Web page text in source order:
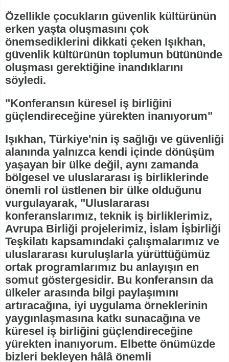
Özellikle çocukların güvenlik kültürünün
erken yaşta oluşmasını çok
önemsediklerini dikkati çeken Işıkhan,
güvenlik kültürünün toplumun bütününde
oluşması gerektiğine inandıklarını
söyledi.
"Konferansın küresel iş birliğini
güçlendireceğine yürekten inanıyorum"
Işıkhan, Türkiye'nin iş sağlığı ve güvenliği
alanında yalnızca kendi içinde dönüşüm
yaşayan bir ülke değil, aynı zamanda
bölgesel ve uluslararası iş birliklerinde
önemli rol üstlenen bir ülke olduğunu
vurgulayarak, "Uluslararası
konferanslarımız, teknik iş birliklerimiz,
Avrupa Birliği projelerimiz, İslam İşbirliği
Teşkilatı kapsamındaki çalışmalarımız ve
uluslararası kuruluşlarla yürüttüğümüz
ortak programlarımız bu anlayışın en
somut göstergesidir. Bu konferansın da
ülkeler arasında bilgi paylaşımını
artıracağına, iyi uygulama örneklerinin
yaygınlaşmasına katkı sunacağına ve
küresel iş birliğini güçlendireceğine
yürekten inanıyorum. Elbette önümüzde
bizleri bekleyen hâlâ önemli